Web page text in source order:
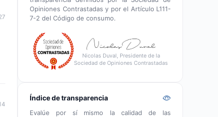
Opiniones Contrastadas y por el Artículo L111-
7-2 del Código de consumo.
Nicolas Duval, Presidente de la
Sociedad de Opiniones Contrastadas
Índice de transparencia
Evalúe por sí mismo la calidad de las